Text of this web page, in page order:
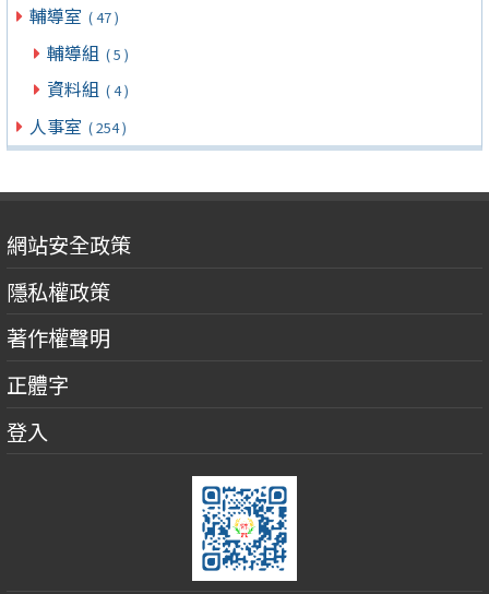
輔導室 ( 47 )
輔導組 ( 5 )
資料組 ( 4 )
人事室 ( 254 )
網站安全政策
隱私權政策
著作權聲明
正體字
登入